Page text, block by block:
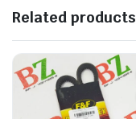
Related products